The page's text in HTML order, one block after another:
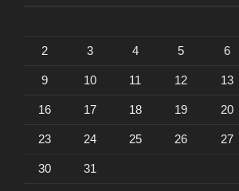
2 3 4 5 6
9 10 11 12 13
16 17 18 19 20
23 24 25 26 27
30 31